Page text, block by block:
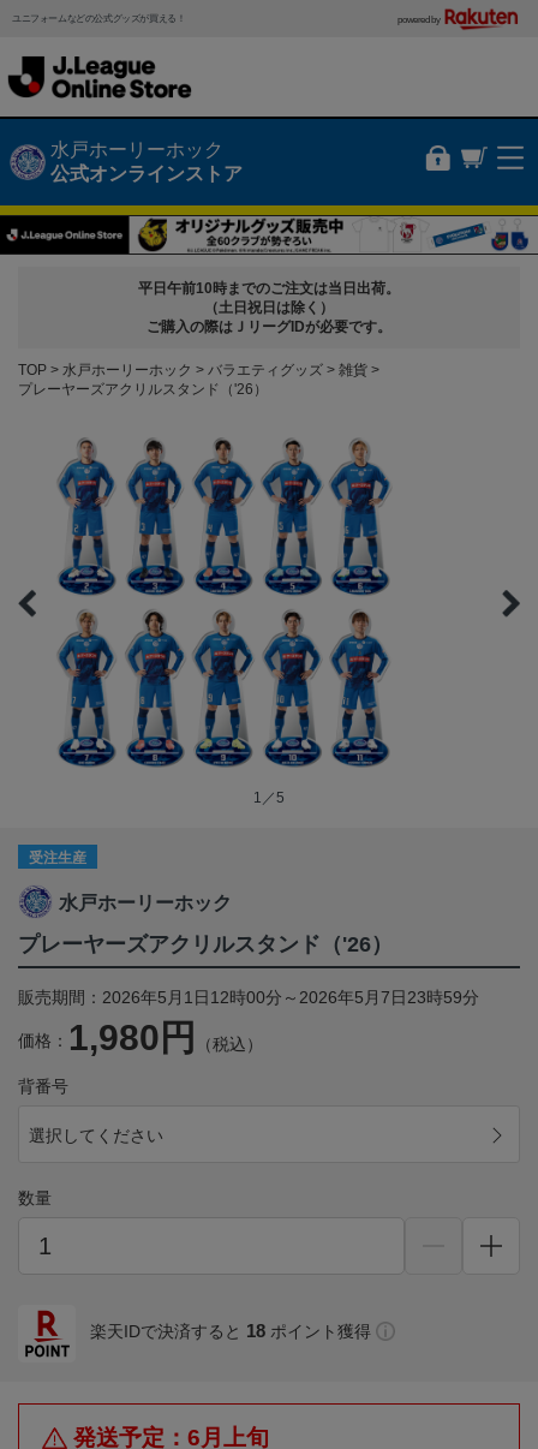
ユニフォームなどの公式グッズが買える！ powered by
水戸ホーリーホック
公式オンラインストア
平日午前10時までのご注文は当日出荷。
（土日祝日は除く）
ご購入の際はＪリーグIDが必要です。
TOP 水戸ホーリーホック バラエティグッズ
雑貨
プレーヤーズアクリルスタンド（'26）
1／5
受注生産
水戸ホーリーホック
プレーヤーズアクリルスタンド（'26）
販売期間：2026年5月1日12時00分～2026年5月7日23時59分
価格： 1,980円 （税込）
背番号
選択してください
数量
楽天IDで決済すると 18 ポイント獲得
発送予定：6月上旬